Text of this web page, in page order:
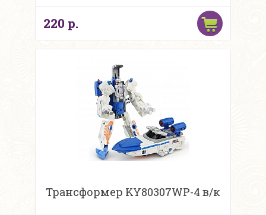
220 р.
Трансформер KY80307WP-4 в/к